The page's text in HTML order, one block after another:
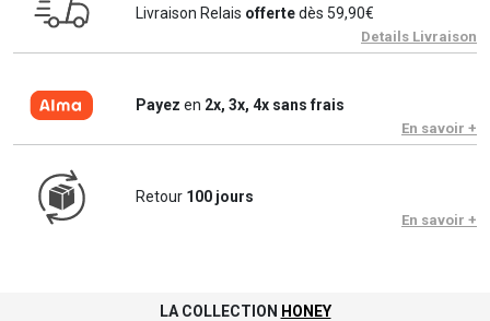
Livraison Relais offertedès 59,90€
Details Livraison
Payez en 2x, 3x, 4x sans frais
En savoir +
Retour 100 jours
En savoir +
LA COLLECTION HONEY